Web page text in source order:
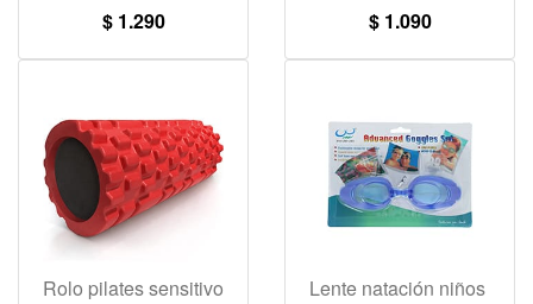
$ 1.290 $ 1.090
Rolo pilates sensitivo Lente natación niños